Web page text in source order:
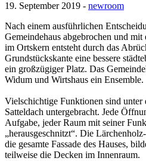
19. September 2019 - newroom
Nach einem ausführlichen
Gemeindehaus abgebrochen und
im Ortskern entsteht durch das
Grundstückskante eine bessere
ein großzügiger Platz. Das
Widum und Wirtshaus ein Ensemble.
Vielschichtige Funktionen sind unter
Satteldach untergebracht. Jede
Aufgabe, jeder Raum mit seiner
„herausgeschnitzt“. Die
die gesamte Fassade des Hauses,
teilweise die Decken im Innenraum.